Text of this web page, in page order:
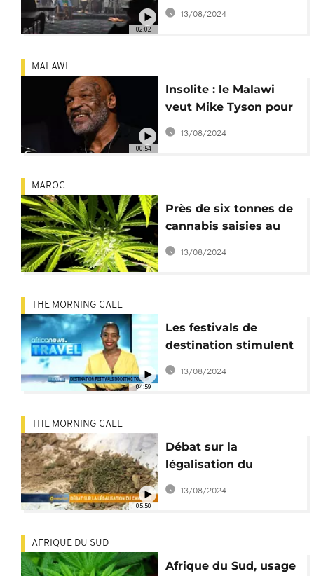
02:02
société sur le
cannabis
13/08/2024
00:54
MALAWI
Insolite : le Malawi
veut Mike Tyson pour
promouvoir son
cannabis
13/08/2024
MAROC
Près de six tonnes de
cannabis saisies au
Sahara occidental
13/08/2024
04:59
THE MORNING CALL
Les festivals de
destination stimulent
le tourisme
13/08/2024
05:50
THE MORNING CALL
Débat sur la
légalisation du
cannabis en Afrique
[The Morning Call]
13/08/2024
AFRIQUE DU SUD
Afrique du Sud, usage